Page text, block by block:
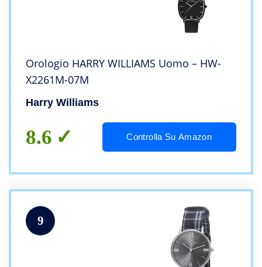
Orologio HARRY WILLIAMS Uomo – HW-
X2261M-07M
Harry Williams
8.6 Controlla Su Amazon
9